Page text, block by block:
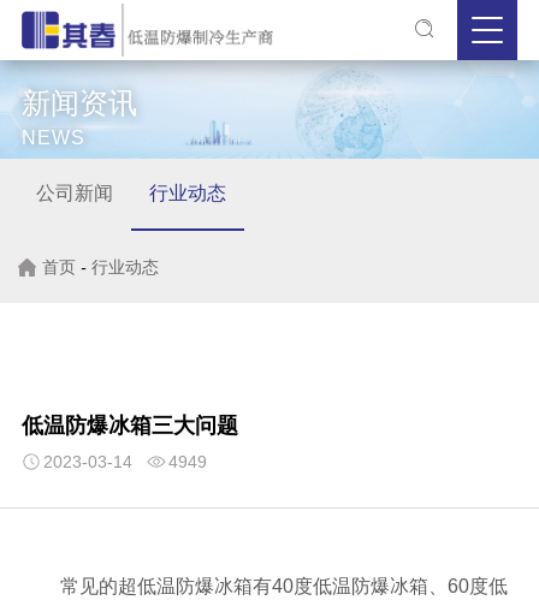
新闻资讯
NEWS
公司新闻 行业动态
首页 - 行业动态
低温防爆冰箱三大问题
2023-03-14 4949
常见的超低温防爆冰箱有40度低温防爆冰箱、60度低